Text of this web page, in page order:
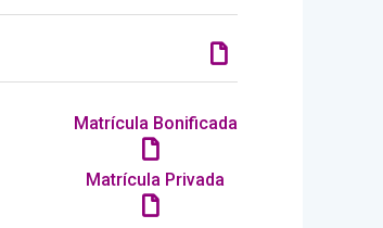
Matrícula Bonificada
Matrícula Privada